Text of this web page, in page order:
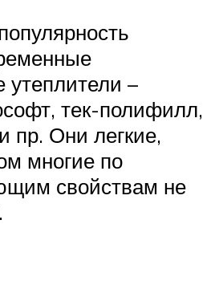
утеплители –
тек-полифилл,
пр. Они легкие,
многие по
свойствам не